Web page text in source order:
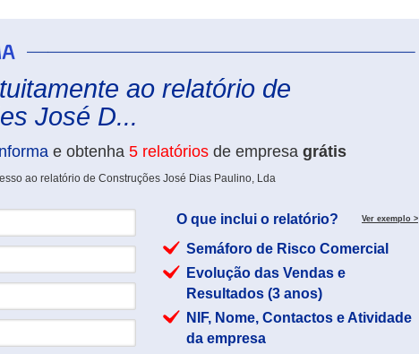
ao relatório de
José D...
e obtenha 5 relatórios de empresa grátis
ao relatório de Construções José Dias Paulino, Lda
O que inclui o relatório? Ver exemplo >
Semáforo de Risco Comercial
Evolução das Vendas e
Resultados (3 anos)
NIF, Nome, Contactos e Atividade
da empresa